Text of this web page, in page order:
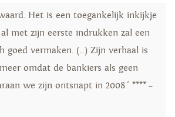
Het is een toegankelijk inkijkje
met zijn eerste indrukken zal een
goed vermaken. (...) Zijn verhaal is
omdat de bankiers als geen
we zijn ontsnapt in 2008.' **** –